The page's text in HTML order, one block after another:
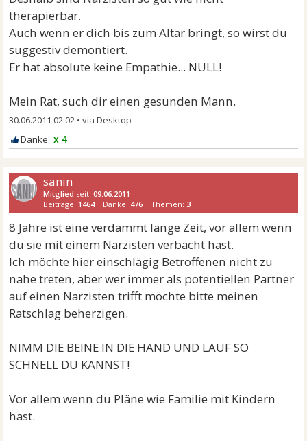
therapierbar.
Auch wenn er dich bis zum Altar bringt, so wirst du
suggestiv demontiert.
Er hat absolute keine Empathie... NULL!
Mein Rat, such dir einen gesunden Mann.
30.06.2011 02:02 •
x 4
sanin
Mitglied seit:09.06.2011
Beiträge: 1464 Danke: 476 Themen: 3
8 Jahre ist eine verdammt lange Zeit, vor allem wenn
du sie mit einem Narzisten verbacht hast.
Ich möchte hier einschlägig Betroffenen nicht zu
nahe treten, aber wer immer als potentiellen Partner
auf einen Narzisten trifft möchte bitte meinen
Ratschlag beherzigen.
NIMM DIE BEINE IN DIE HAND UND LAUF SO
SCHNELL DU KANNST!
Vor allem wenn du Pläne wie Familie mit Kindern
hast.